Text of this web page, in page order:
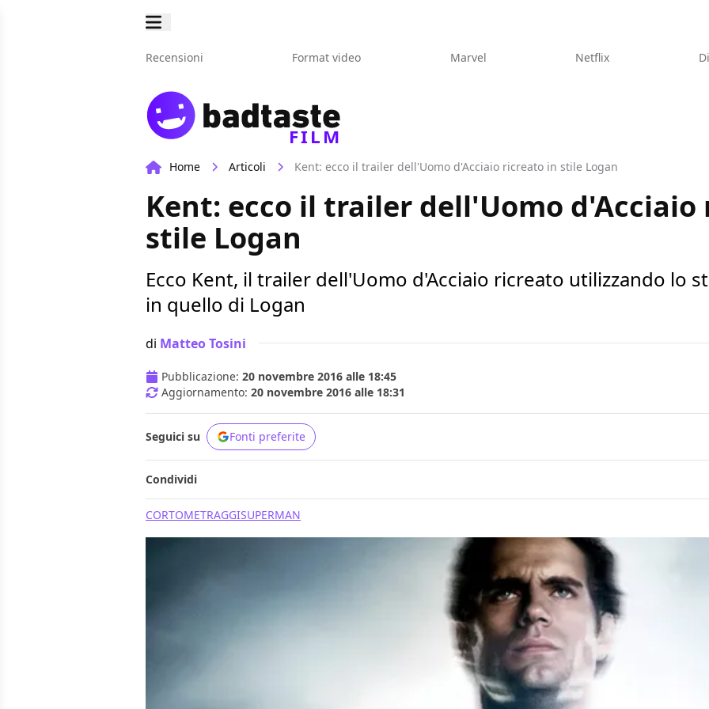
Recensioni Format video Marvel Netflix
FILM
Home Articoli Kent: ecco il trailer dell'Uomo d'Acciaio ricreato in stile Logan
Kent: ecco il trailer dell'Uomo
stile Logan
Ecco Kent, il trailer dell'Uomo d'Acciaio ricreato utilizzando lo
in quello di Logan
di Matteo Tosini
Pubblicazione: 20 novembre 2016 alle 18:45
Aggiornamento: 20 novembre 2016 alle 18:31
Seguici su Fonti preferite
Condividi
CORTOMETRAGGISUPERMAN